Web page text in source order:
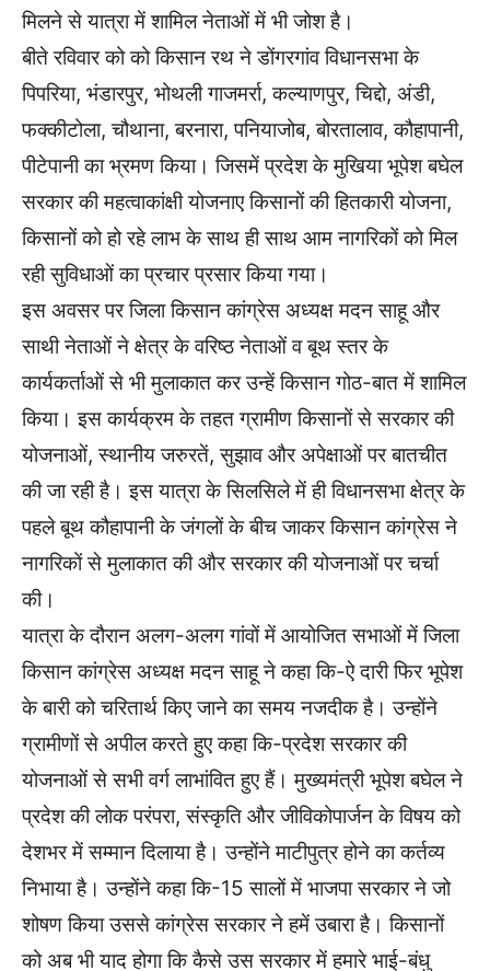
मिलने से यात्रा में शामिल नेताओं में भी जोश है।
बीते रविवार को को किसान रथ ने डोंगरगांव विधानसभा के
पिपरिया, भंडारपुर, भोथली गाजमर्रा, कल्याणपुर, चिद्दो, अंडी,
फक्कीटोला, चौथाना, बरनारा, पनियाजोब, बोरतालाव, कौहापानी,
पीटेपानी का भ्रमण किया। जिसमें प्रदेश के मुखिया भूपेश बघेल
सरकार की महत्वाकांक्षी योजनाए किसानों की हितकारी योजना,
किसानों को हो रहे लाभ के साथ ही साथ आम नागरिकों को मिल
रही सुविधाओं का प्रचार प्रसार किया गया।
इस अवसर पर जिला किसान कांग्रेस अध्यक्ष मदन साहू और
साथी नेताओं ने क्षेत्र के वरिष्ठ नेताओं व बूथ स्तर के
कार्यकर्ताओं से भी मुलाकात कर उन्हें किसान गोठ-बात में शामिल
किया। इस कार्यक्रम के तहत ग्रामीण किसानों से सरकार की
योजनाओं, स्थानीय जरुरतें, सुझाव और अपेक्षाओं पर बातचीत
की जा रही है। इस यात्रा के सिलसिले में ही विधानसभा क्षेत्र के
पहले बूथ कौहापानी के जंगलों के बीच जाकर किसान कांग्रेस ने
नागरिकों से मुलाकात की और सरकार की योजनाओं पर चर्चा
की।
यात्रा के दौरान अलग-अलग गांवों में आयोजित सभाओं में जिला
किसान कांग्रेस अध्यक्ष मदन साहू ने कहा कि-ऐ दारी फिर भूपेश
के बारी को चरितार्थ किए जाने का समय नजदीक है। उन्होंने
ग्रामीणों से अपील करते हुए कहा कि-प्रदेश सरकार की
योजनाओं से सभी वर्ग लाभांवित हुए हैं। मुख्यमंत्री भूपेश बघेल ने
प्रदेश की लोक परंपरा, संस्कृति और जीविकोपार्जन के विषय को
देशभर में सम्मान दिलाया है। उन्होंने माटीपुत्र होने का कर्तव्य
निभाया है। उन्होंने कहा कि-15 सालों में भाजपा सरकार ने जो
शोषण किया उससे कांग्रेस सरकार ने हमें उबारा है। किसानों
को अब भी याद होगा कि कैसे उस सरकार में हमारे भाई-बंधु